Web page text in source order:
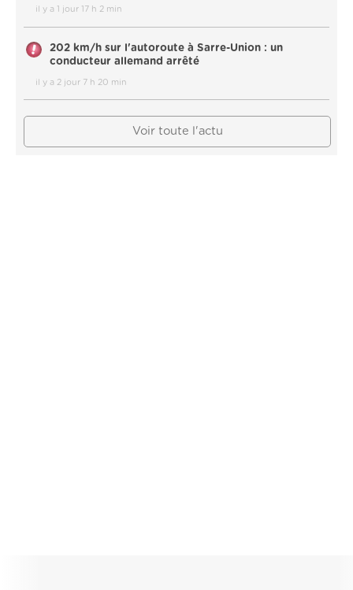
il y a 1 jour 17 h 2 min
202 km/h sur l'autoroute à Sarre-Union : un
conducteur allemand arrêté
il y a 2 jour 7 h 20 min
Voir toute l'actu